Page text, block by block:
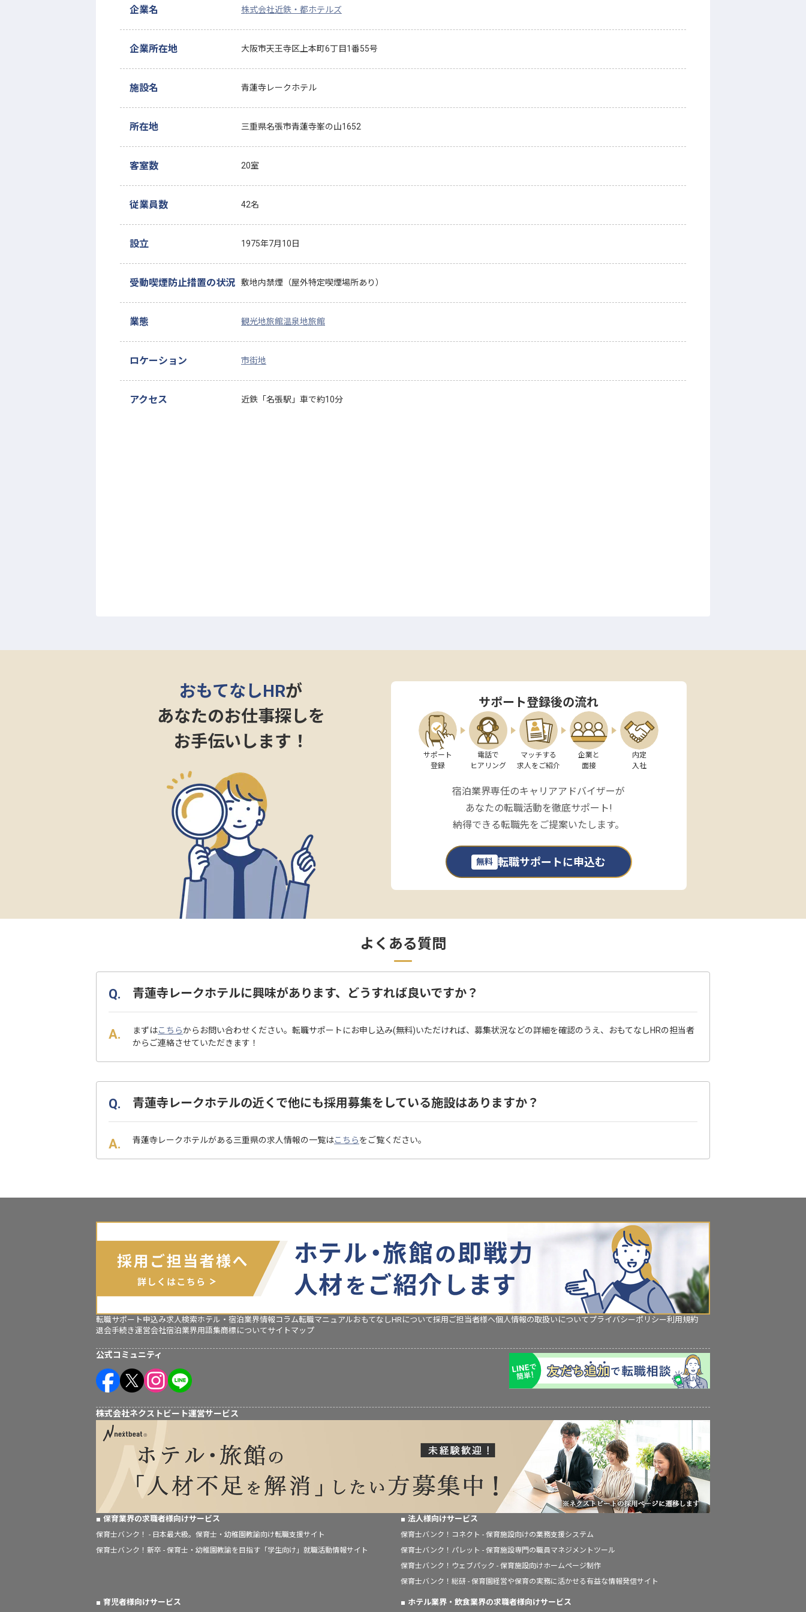
企業名 株式会社近鉄・都ホテルズ
企業所在地 大阪市天王寺区上本町6丁目1番55号
施設名 青蓮寺レークホテル
所在地 三重県名張市青蓮寺峯の山1652
客室数 20室
従業員数 42名
設立 1975年7月10日
受動喫煙防止措置の状況 敷地内禁煙（屋外特定喫煙場所あり）
業態 観光地旅館温泉地旅館
ロケーション 市街地
アクセス 近鉄「名張駅」車で約10分
おもてなしHRが
あなたのお仕事探しを
お手伝いします！
サポート登録後の流れ
サポート
登録
電話で
ヒアリング
マッチする
求人をご紹介
企業と
面接
内定
入社
宿泊業界専任のキャリアアドバイザーが
あなたの転職活動を徹底サポート!
納得できる転職先をご提案いたします。
無料 転職サポートに申込む
よくある質問
青蓮寺レークホテルに興味があります、どうすれば良いですか？
まずはこちらからお問い合わせください。転職サポートにお申し込み(無料)いただければ、募集状況などの詳細を確認のうえ、おもてなしHRの担当者
からご連絡させていただきます！
青蓮寺レークホテルの近くで他にも採用募集をしている施設はありますか？
青蓮寺レークホテルがある三重県の求人情報の一覧はこちらをご覧ください。
転職サポート申込み求人検索ホテル・宿泊業界情報コラム転職マニュアルおもてなしHRについて採用ご担当者様へ個人情報の取扱いについてプライバシーポリシー利用規約
退会手続き運営会社宿泊業界用語集商標についてサイトマップ
公式コミュニティ
株式会社ネクストビート運営サービス
保育業界の求職者様向けサービス
保育士バンク！ - 日本最大級。保育士・幼稚園教諭向け転職支援サイト
保育士バンク！新卒 - 保育士・幼稚園教諭を目指す「学生向け」就職活動情報サイト
法人様向けサービス
保育士バンク！コネクト - 保育施設向けの業務支援システム
保育士バンク！パレット - 保育施設専門の職員マネジメントツール
保育士バンク！ウェブパック - 保育施設向けホームページ制作
保育士バンク！総研 - 保育園経営や保育の実務に活かせる有益な情報発信サイト
育児者様向けサービス ホテル業界・飲食業界の求職者様向けサービス